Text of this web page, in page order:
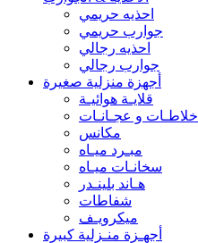
احذيه حريمي
جوارب حريمي
احذيه رجالي
جوارب رجالي
أجهزة منزلية صغيرة
قلايـة هوائيـة
خلاطـات و عجـانـات
مكانس
مبـرد ميـاه
سخانـات ميـاه
هـاند بلينـدر
شفاطات
ميكرويـف
أجهـزة منـزلية كبيرة